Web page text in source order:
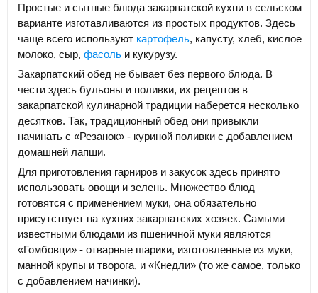
Простые и сытные блюда закарпатской кухни в сельском
варианте изготавливаются из простых продуктов. Здесь
чаще всего используют картофель, капусту, хлеб, кислое
молоко, сыр, фасоль и кукурузу.
Закарпатский обед не бывает без первого блюда. В
чести здесь бульоны и поливки, их рецептов в
закарпатской кулинарной традиции наберется несколько
десятков. Так, традиционный обед они привыкли
начинать с «Резанок» - куриной поливки с добавлением
домашней лапши.
Для приготовления гарниров и закусок здесь принято
использовать овощи и зелень. Множество блюд
готовятся с применением муки, она обязательно
присутствует на кухнях закарпатских хозяек. Самыми
известными блюдами из пшеничной муки являются
«Гомбовци» - отварные шарики, изготовленные из муки,
манной крупы и творога, и «Кнедли» (то же самое, только
с добавлением начинки).